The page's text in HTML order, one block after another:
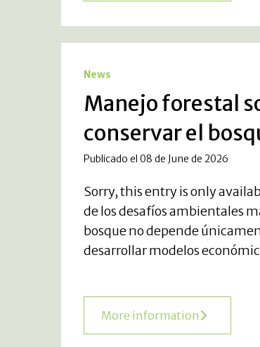
News
Manejo forestal
conservar el
Publicado el 08 de June de 2026
Sorry, this entry is only
de los desafíos ambientales
bosque no depende
desarrollar modelos
More information